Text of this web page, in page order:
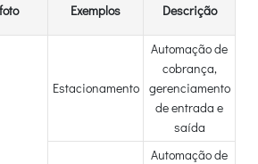
foto Exemplos Descrição
Estacionamento
Automação de
cobrança,
gerenciamento
de entrada e
saída
Automação de